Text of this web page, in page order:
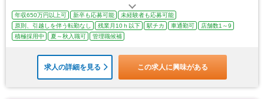
年収650万円以上可 新卒も応募可能
未経験者も応募可能
原則、引越しを伴う転勤なし
残業月10ｈ以下 駅チカ 車通勤可
店舗数1～9
積極採用中
夏～秋入職可 管理職候補
求人の詳細を見る この求人に興味がある